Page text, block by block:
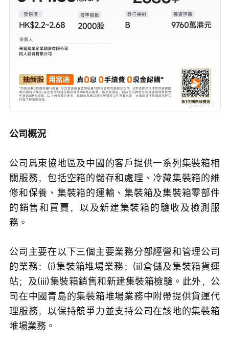
公司概況
公司爲東協地區及中國的客戶提供一系列集裝箱相
關服務，包括空箱的儲存和處理、冷藏集裝箱的維
修和保養、集裝箱的運輸、集裝箱及集裝箱零部件
的銷售和買賣，以及新建集裝箱的驗收及檢測服
務。
公司主要在以下三個主要業務分部經營和管理公司
的業務：(i)集裝箱堆場業務；(ii)倉儲及集裝箱貨運
站；及(iii)集裝箱銷售和新建集裝箱檢驗。此外，公
司在中國青島的集裝箱堆場業務中附帶提供貨運代
理服務，以保持競爭力並支持公司在該地的集裝箱
堆場業務。